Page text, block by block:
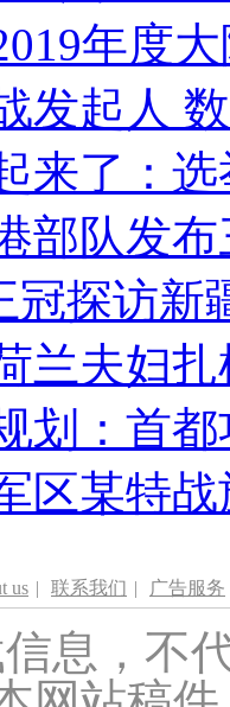
年度
发起人
来了：
部队发
冠探访新
兰夫妇
划：首
区某特
us | 联系我们 | 广告服务
息，不